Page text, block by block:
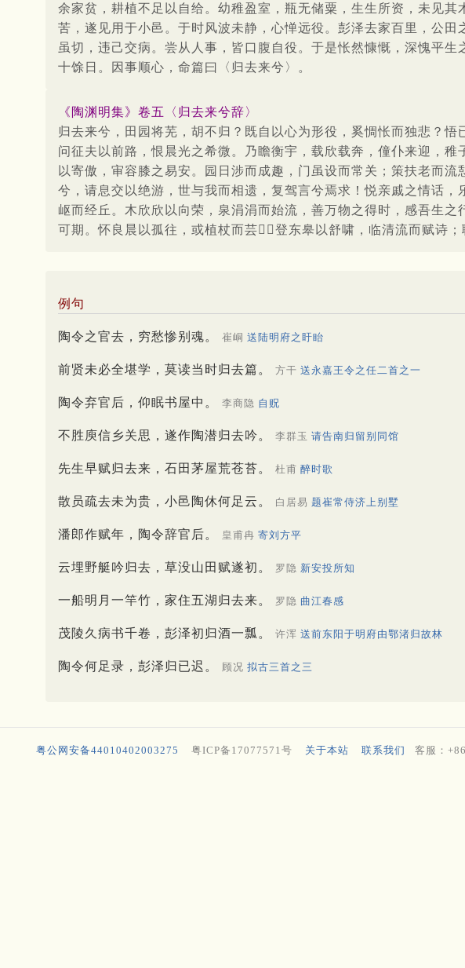
余家贫，耕植不足以自给。幼稚盈室，瓶无储粟，生生所资，未见
苦，遂见用于小邑。于时风波未静，心惮远役。彭泽去家百里，公
虽切，违己交病。尝从人事，皆口腹自役。于是怅然慷慨，深愧平
十馀日。因事顺心，命篇曰〈归去来兮〉。
《陶渊明集》卷五〈归去来兮辞〉
归去来兮，田园将芜，胡不归？既自以心为形役，奚惆怅而独悲？
问征夫以前路，恨晨光之希微。乃瞻衡宇，载欣载奔，僮仆来迎，
以寄傲，审容膝之易安。园日涉而成趣，门虽设而常关；策扶老而
兮，请息交以绝游，世与我而相遗，复驾言兮焉求！悦亲戚之情话
岖而经丘。木欣欣以向荣，泉涓涓而始流，善万物之得时，感吾生
可期。怀良晨以孤往，或植杖而芸，登东皋以舒啸，临清流而赋诗
例句
陶令之官去，穷愁惨别魂。 崔峒 送陆明府之盱眙
前贤未必全堪学，莫读当时归去篇。 方干 送永嘉王令之任二首之一
陶令弃官后，仰眠书屋中。 李商隐 自贶
不胜庾信乡关思，遂作陶潜归去吟。 李群玉 请告南归留别同馆
先生早赋归去来，石田茅屋荒苍苔。 杜甫 醉时歌
散员疏去未为贵，小邑陶休何足云。 白居易 题崔常侍济上别墅
潘郎作赋年，陶令辞官后。 皇甫冉 寄刘方平
云埋野艇吟归去，草没山田赋遂初。 罗隐 新安投所知
一船明月一竿竹，家住五湖归去来。 罗隐 曲江春感
茂陵久病书千卷，彭泽初归酒一瓢。 许浑 送前东阳于明府由鄂渚归故林
陶令何足录，彭泽归已迟。 顾况 拟古三首之三
粤公网安备44010402003275 粤ICP备17077571号 关于本站 联系我们 客服：